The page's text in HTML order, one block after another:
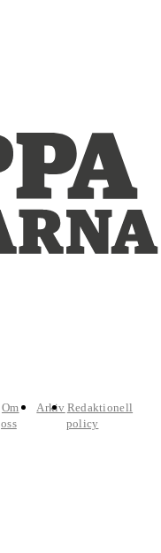
Om
oss
Arkiv Redaktionell
policy